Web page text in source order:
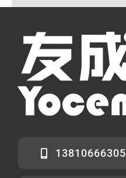
13810666305